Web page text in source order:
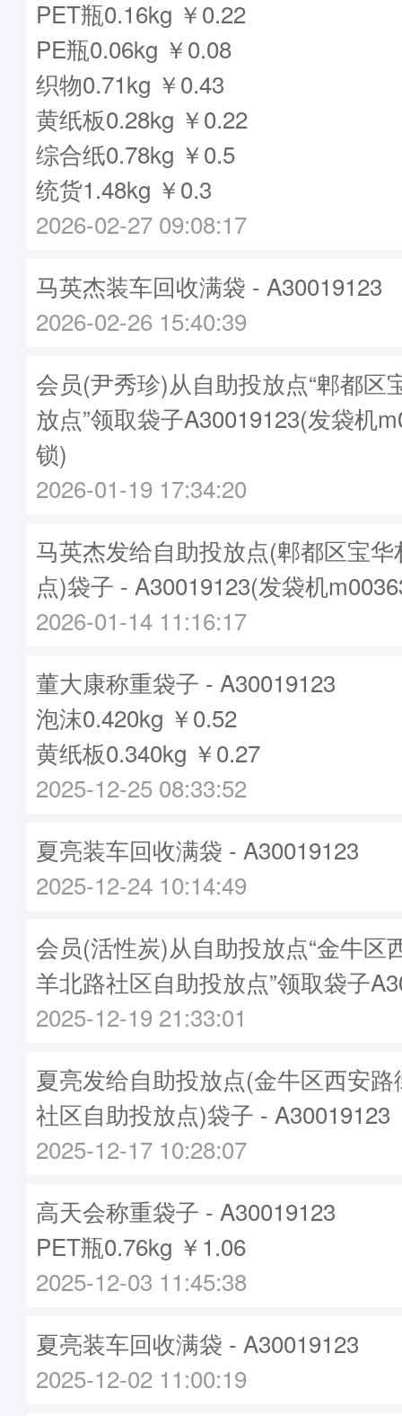
PET瓶0.16kg ￥0.22
PE瓶0.06kg ￥0.08
织物0.71kg ￥0.43
黄纸板0.28kg ￥0.22
综合纸0.78kg ￥0.5
统货1.48kg ￥0.3
2026-02-27 09:08:17
马英杰装车回收满袋 - A30019123
2026-02-26 15:40:39
会员(尹秀珍)从自助投放点“郫都区
放点”领取袋子A30019123(发袋机
锁)
2026-01-19 17:34:20
马英杰发给自助投放点(郫都区宝
点)袋子 - A30019123(发袋机
2026-01-14 11:16:17
董大康称重袋子 - A30019123
泡沫0.420kg ￥0.52
黄纸板0.340kg ￥0.27
2025-12-25 08:33:52
夏亮装车回收满袋 - A30019123
2025-12-24 10:14:49
会员(活性炭)从自助投放点“金牛区
羊北路社区自助投放点”领取袋子
2025-12-19 21:33:01
夏亮发给自助投放点(金牛区西安
社区自助投放点)袋子 - A30019123
2025-12-17 10:28:07
高天会称重袋子 - A30019123
PET瓶0.76kg ￥1.06
2025-12-03 11:45:38
夏亮装车回收满袋 - A30019123
2025-12-02 11:00:19